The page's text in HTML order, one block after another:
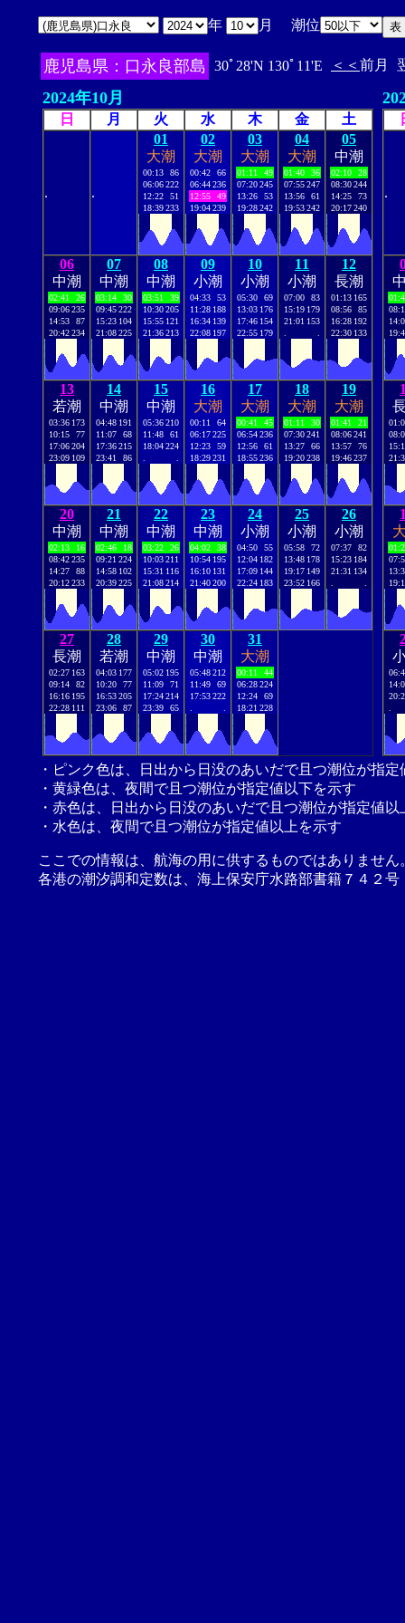
年 月 潮位
鹿児島県：口永良部島 30ﾟ28'N 130ﾟ11'E ＜＜ 前月
2024年10月
日 月 火 水 木 金 土
. .
01
大潮
00:13
86
06:06222
12:22
51
18:39233
02
大潮
00:42
66
06:44236
12:55
49
19:04239
03
大潮
01:11
49
07:20245
13:26
53
19:28242
04
大潮
01:40
36
07:55247
13:56
61
19:53242
05
中潮
02:10
28
08:30244
14:25
73
20:17240
06
中潮
02:41
26
09:06235
14:53
87
20:42234
07
中潮
03:14
30
09:45222
15:23 104
21:08225
08
中潮
03:51
39
10:30205
15:55 121
21:36213
09
小潮
04:33
53
11:28 188
16:34 139
22:08 197
10
小潮
05:30
69
13:03 176
17:46 154
22:55 179
11
小潮
07:00
83
15:19 179
21:01 153
12
長潮
01:13 165
08:56
85
16:28 192
22:30 133
13
若潮
03:36 173
10:15
77
17:06204
23:09 109
14
中潮
04:48 191
11:07
68
17:36215
23:41
86
15
中潮
05:36210
11:48
61
18:04224
16
大潮
00:11
64
06:17225
12:23
59
18:29231
17
大潮
00:41
45
06:54236
12:56
61
18:55236
18
大潮
01:11
30
07:30241
13:27
66
19:20238
19
大潮
01:41
21
08:06241
13:57
76
19:46237
20
中潮
02:13
16
08:42235
14:27
88
20:12233
21
中潮
02:46
18
09:21 224
14:58 102
20:39225
22
中潮
03:22
26
10:03211
15:31 116
21:08214
23
中潮
04:02
38
10:54 195
16:10 131
21:40200
24
小潮
04:50
55
12:04 182
17:09 144
22:24 183
25
小潮
05:58
72
13:48 178
19:17 149
23:52 166
26
小潮
07:37
82
15:23 184
21:31 134
27
長潮
02:27 163
09:14
82
16:16 195
22:28 111
28
若潮
04:03 177
10:20
77
16:53205
23:06
87
29
中潮
05:02 195
11:09
71
17:24214
23:39
65
30
中潮
05:48212
11:49
69
17:53222
31
大潮
00:11
44
06:28224
12:24
69
18:21 228
.
・ピンク色は、日出から日没のあいだで且つ潮位が指
・黄緑色は、夜間で且つ潮位が指定値以下を示す
・赤色は、日出から日没のあいだで且つ潮位が指定値以
・水色は、夜間で且つ潮位が指定値以上を示す
ここでの情報は、航海の用に供するものではありませ
各港の潮汐調和定数は、海上保安庁水路部書籍７４２